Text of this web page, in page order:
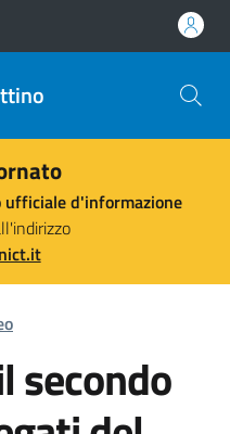
ufficiale d'informazione
secondo